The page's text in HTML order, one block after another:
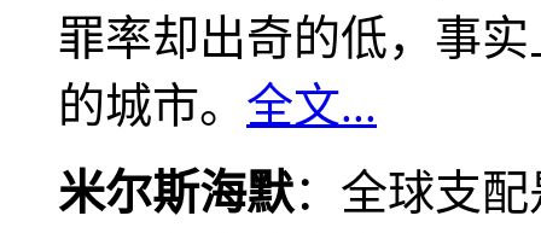
罪率却出奇的低，事
的城市。 全文...
米尔斯海默：全球支